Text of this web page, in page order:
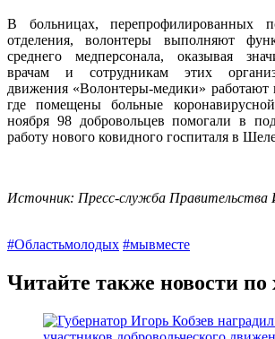
В больницах, перепрофилированных
отделения, волонтеры выполняют
среднего медперсонала, оказывая
врачам и сотрудникам этих
движения «Волонтеры-медики» работают
где помещены больные
ноября 98 добровольцев помогали в
работу нового ковидного госпиталя в
Источник: Пресс-служба Правительства
#Областьмолодых #мывместе
Читайте также новости по